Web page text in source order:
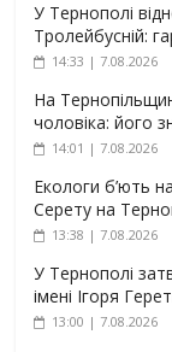
У Тернополі
Тролейбусній:
14:33 | 7.08.2026
На
чоловіка: його
14:01 | 7.08.2026
Екологи б’ють
Серету на
13:38 | 7.08.2026
У Тернополі
імені Ігоря
13:00 | 7.08.2026